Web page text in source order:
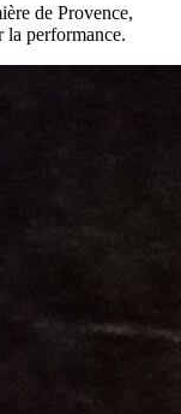
de Provence,
la performance.